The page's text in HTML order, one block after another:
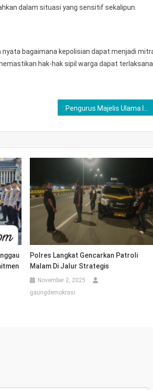
dalam situasi yang sensitif sekalipun.
bagaimana kepolisian dapat menjadi
hak-hak sipil warga dapat terlaksana
Polres Langkat Gencarkan Patroli
Malam Di Jalur Strategis
November 2, 2025
gaungdemokrasi